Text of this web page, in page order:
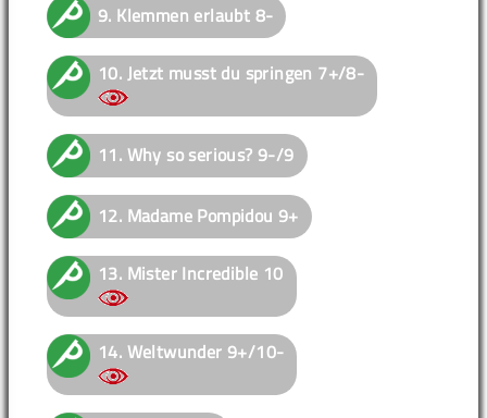
9. Klemmen erlaubt 8-
10. Jetzt musst du springen 7+/8-
11. Why so serious? 9-/9
12. Madame Pompidou 9+
13. Mister Incredible 10
14. Weltwunder 9+/10-